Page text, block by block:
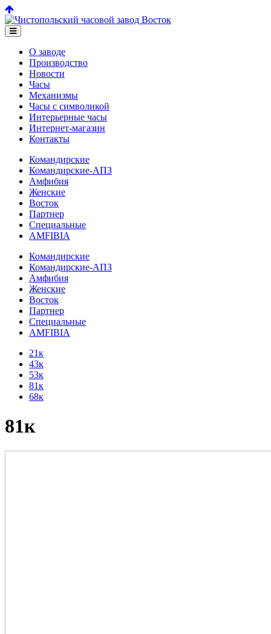
О заводе
Производство
Новости
Часы
Механизмы
Часы с символикой
Интерьерные часы
Интернет-магазин
Контакты
Командирские
Командирские-АПЗ
Амфибия
Женские
Восток
Партнер
Специальные
AMFIBIA
Командирские
Командирские-АПЗ
Амфибия
Женские
Восток
Партнер
Специальные
AMFIBIA
21к
43к
53к
81к
68к
81к